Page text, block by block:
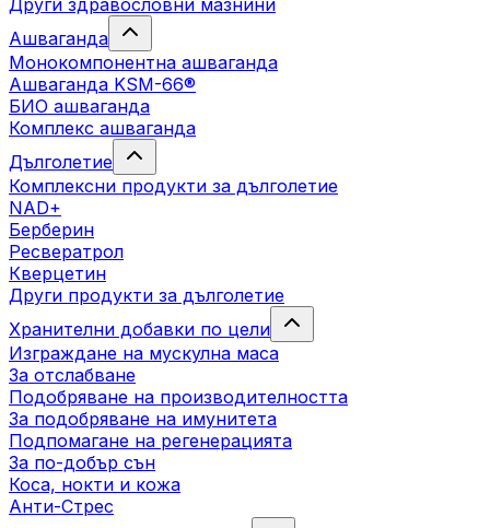
Други здравословни мазнини
Ашваганда
Монокомпонентна ашваганда
Ашваганда KSM-66®
БИО ашваганда
Комплекс ашваганда
Дълголетие
Комплексни продукти за дълголетие
NAD+
Берберин
Ресвератрол
Кверцетин
Други продукти за дълголетие
Хранителни добавки по цели
Изграждане на мускулна маса
За отслабване
Подобряване на производителността
За подобряване на имунитета
Подпомагане на регенерацията
За по-добър сън
Коса, нокти и кожа
Анти-Стрес